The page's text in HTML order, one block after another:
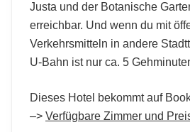
Justa und der Botanische
erreichbar. Und wenn du mit
Verkehrsmitteln in andere
U-Bahn ist nur ca. 5
Dieses Hotel bekommt auf
–> Verfügbare Zimmer und